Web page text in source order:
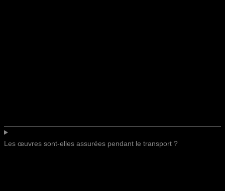
Les œuvres sont-elles assurées pendant le transport ?